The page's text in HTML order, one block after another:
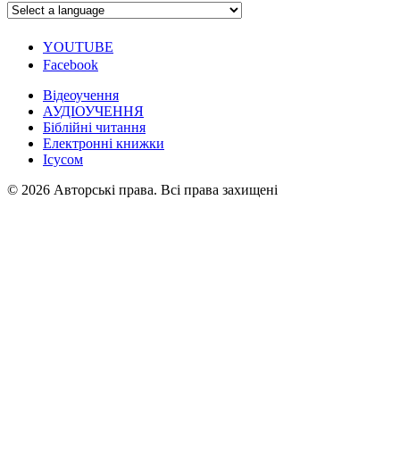
YOUTUBE
Facebook
Відеоучення
АУДІОУЧЕННЯ
Біблійні читання
Електронні книжки
Ісусом
© 2026 Авторські права. Всі права захищені